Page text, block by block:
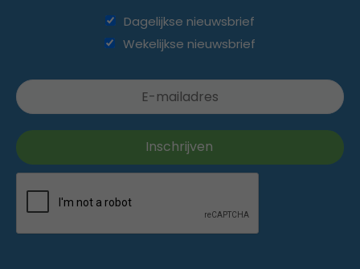
Dagelijkse nieuwsbrief
Wekelijkse nieuwsbrief